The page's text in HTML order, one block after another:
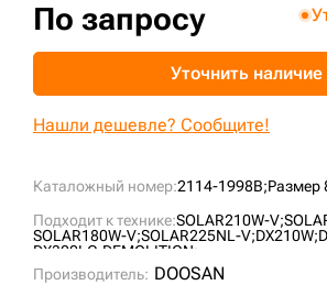
Каталожный номер:2114-1998B;Размер
Подходит к технике:SOLAR210W-V;
SOLAR180W-V;SOLAR225NL-V;DX210W;
DX300LC-DEMOLITION;
Производитель: DOOSAN
По запросу
Уточнить наличие
Нашли дешевле? Сообщите!